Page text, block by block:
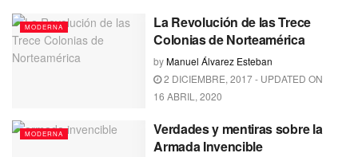
MODERNA
La Revolución de las Trece
Colonias de Norteamérica
byManuel Álvarez Esteban
2 DICIEMBRE, 2017 - UPDATED ON
16 ABRIL, 2020
MODERNA
Verdades y mentiras sobre la
Armada Invencible